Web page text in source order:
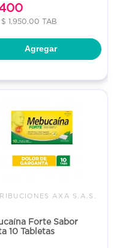
$ 1,950.00 TAB
Agregar
AXA S.A.S.
Forte Sabor
10 Tabletas